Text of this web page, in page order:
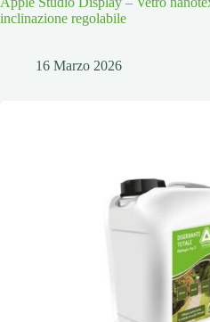
inclinazione regolabile
16 Marzo 2026